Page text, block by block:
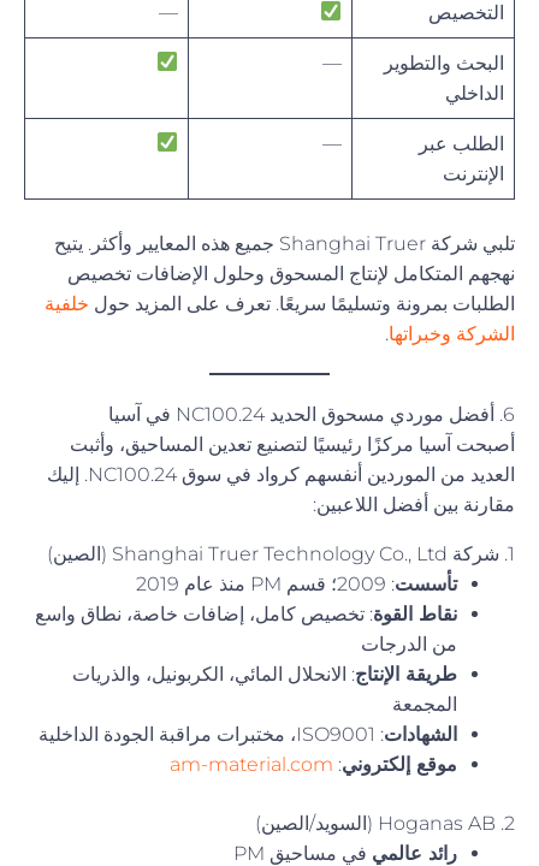
التخصيص —
البحث والتطوير
الداخلي
—
الطلب عبر
الإنترنت
—
تلبي شركة Shanghai Truer جميع هذه المعايير وأكثر. يتيح
نهجهم المتكامل لإنتاج المسحوق وحلول الإضافات تخصيص
الطلبات بمرونة وتسليمًا سريعًا. تعرف على المزيد حول خلفية
الشركة وخبراتها.
6. أفضل موردي مسحوق الحديد NC100.24 في آسيا
أصبحت آسيا مركزًا رئيسيًا لتصنيع تعدين المساحيق، وأثبت
العديد من الموردين أنفسهم كرواد في سوق NC100.24. إليك
مقارنة بين أفضل اللاعبين:
1. شركة Shanghai Truer Technology Co., Ltd (الصين)
تأسست: 2009؛ قسم PM منذ عام 2019
نقاط القوة: تخصيص كامل، إضافات خاصة، نطاق واسع
من الدرجات
طريقة الإنتاج: الانحلال المائي، الكربونيل، والذريات
المجمعة
الشهادات: ISO9001، مختبرات مراقبة الجودة الداخلية
موقع إلكتروني:
am-material.com
2. Hoganas AB (السويد/الصين)
رائد عالميفي مساحيق PM